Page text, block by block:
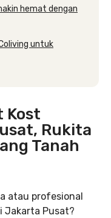
hemat dengan
untuk
Kost
Rukita
Tanah
atau profesional
Jakarta Pusat?